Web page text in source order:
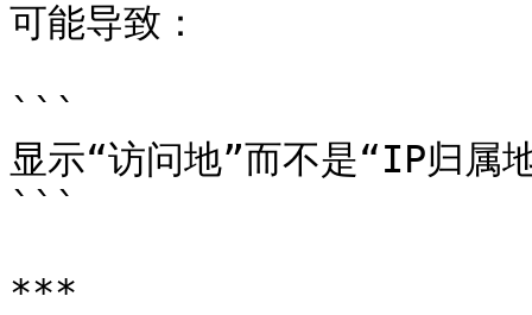
可能导致：
```
显示“访问地”而不是“IP归属
```
***